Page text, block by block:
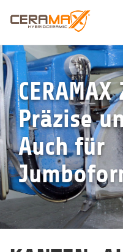
content
Präzise
Auch für